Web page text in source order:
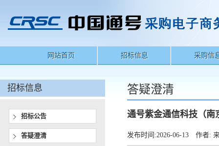
网站首页 招标信息 采购信
招标信息
招标公告
答疑澄清
答疑澄清
通号紫金通信科技（南
发布时间:2026-06-13 作者: